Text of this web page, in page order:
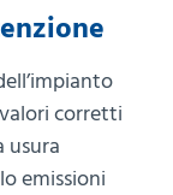
corretti
usura
emissioni